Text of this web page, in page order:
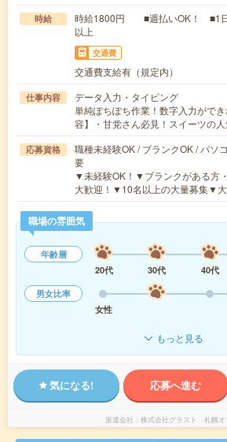
時給
時給1800円 ■週払いOK！ ■1日
以上
交通費
交通費支給有（規定内）
仕事内容
データ入力・タイピング
単純ぽちぽち作業！数字入力がで
容】・甘党さん必見！スイーツの
応募資格
職種未経験OK / ブランクOK / パソ
要
▼未経験OK！▼ブランクがある方
大歓迎！▼10名以上の大量募集▼
職場の雰囲気
年齢層
20代
30代 40代
男女比率
女性
もっと見る
気になる! 応募へ進む
派遣会社 株式会社グラスト 札幌オ